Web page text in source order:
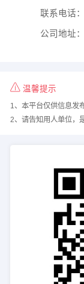
联系电话：
公司地址：
温馨提示
1、本平台仅供信息发
2、请告知用人单位，